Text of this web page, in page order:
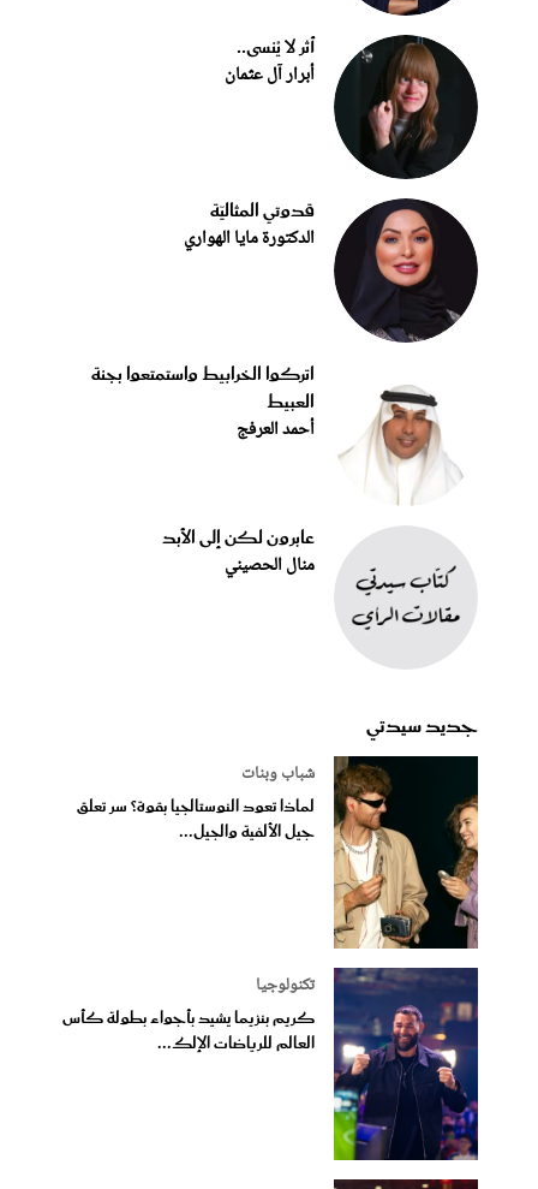
أثر لا يُنسى..
أبرار آل عثمان
قدوتي المثاليّة
الدكتورة مايا الهواري
اتركوا الخرابيط واستمتعوا بجنة
العبيط
أحمد العرفج
عابرون لكن إلى الأبد
منال الحصيني
جديد سيدتي
شباب وبنات
لماذا تعود النوستالجيا بقوة؟ سر تعلق
جيل الألفية والجيل...
تكنولوجيا
كريم بنزيما يشيد بأجواء بطولة كأس
العالم للرياضات الإلك...